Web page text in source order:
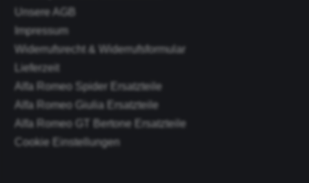
Unsere AGB
Impressum
Widerrufsrecht & Widerrufsformular
Lieferzeit
Alfa Romeo Spider Ersatzteile
Alfa Romeo Giulia Ersatzteile
Alfa Romeo GT Bertone Ersatzteile
Cookie Einstellungen